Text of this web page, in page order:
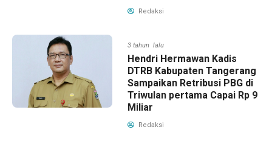
Redaksi
3 tahun lalu
Hendri Hermawan Kadis
DTRB Kabupaten Tangerang
Sampaikan Retribusi PBG di
Triwulan pertama Capai Rp 9
Miliar
Redaksi